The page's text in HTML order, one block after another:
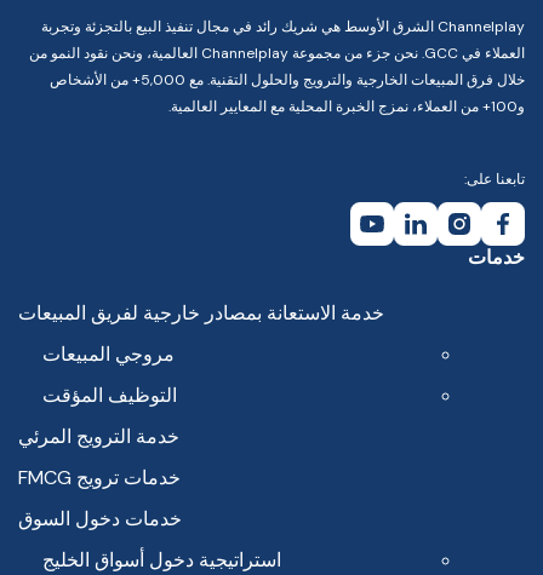
Channelplay الشرق الأوسط هي شريك رائد في مجال تنفيذ البيع بالتجزئة وتجربة
العملاء في GCC. نحن جزء من مجموعة Channelplay العالمية، ونحن نقود النمو من
خلال فرق المبيعات الخارجية والترويج والحلول التقنية. مع 5,000+ من الأشخاص
و100+ من العملاء، نمزج الخبرة المحلية مع المعايير العالمية.
تابعنا على:
خدمات
خدمة الاستعانة بمصادر خارجية لفريق المبيعات
مروجي المبيعات
التوظيف المؤقت
خدمة الترويج المرئي
خدمات ترويج FMCG
خدمات دخول السوق
استراتيجية دخول أسواق الخليج